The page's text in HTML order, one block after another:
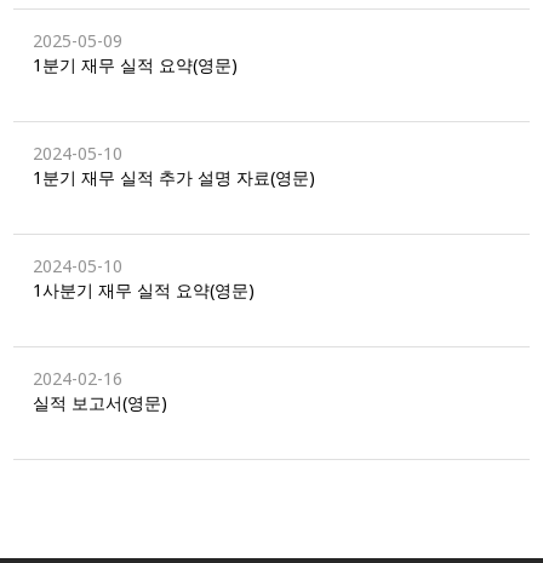
2025-05-09
1분기 재무 실적 요약(영문)
2024-05-10
1분기 재무 실적 추가 설명 자료(영문)
2024-05-10
1사분기 재무 실적 요약(영문)
2024-02-16
실적 보고서(영문)